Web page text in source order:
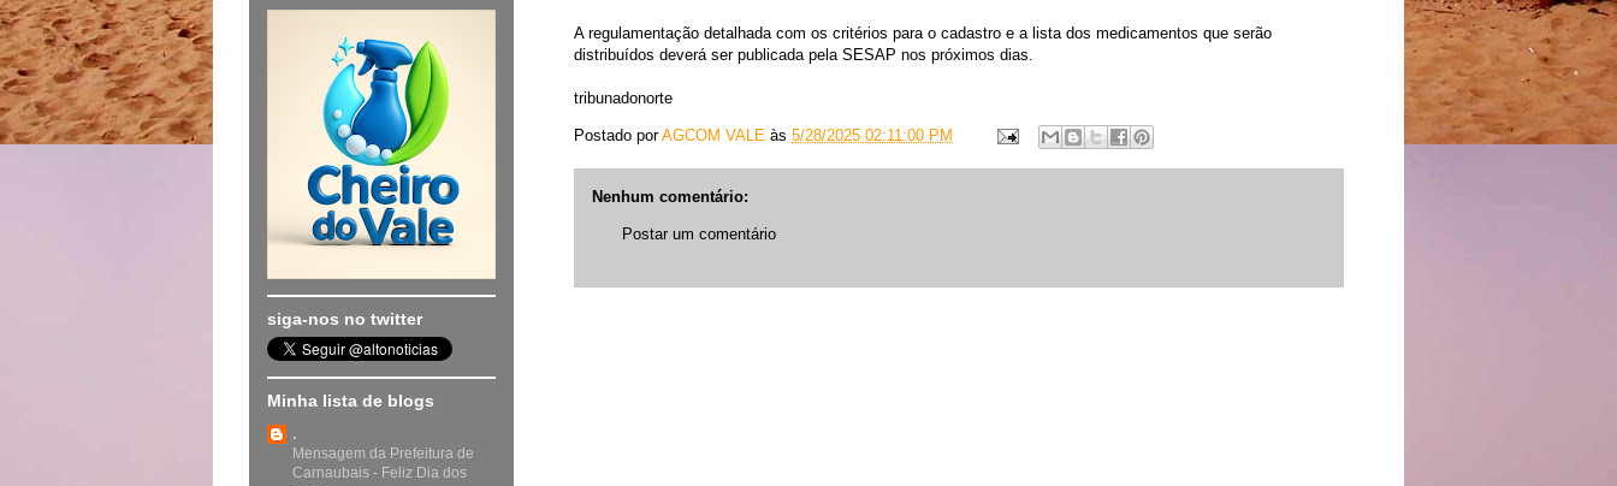
A regulamentação detalhada com os critérios para o cadastro e a lista dos medicamentos que serão
distribuídos deverá ser publicada pela SESAP nos próximos dias.
tribunadonorte
Postado porAGCOM VALE às 5/28/2025 02:11:00 PM
Nenhum comentário:
Postar um comentário
siga-nos no twitter
Minha lista de blogs
.
Mensagem da Prefeitura de
Carnaubais - Feliz Dia dos